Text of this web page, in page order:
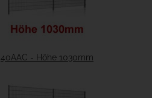
40AAC - Höhe 1030mm